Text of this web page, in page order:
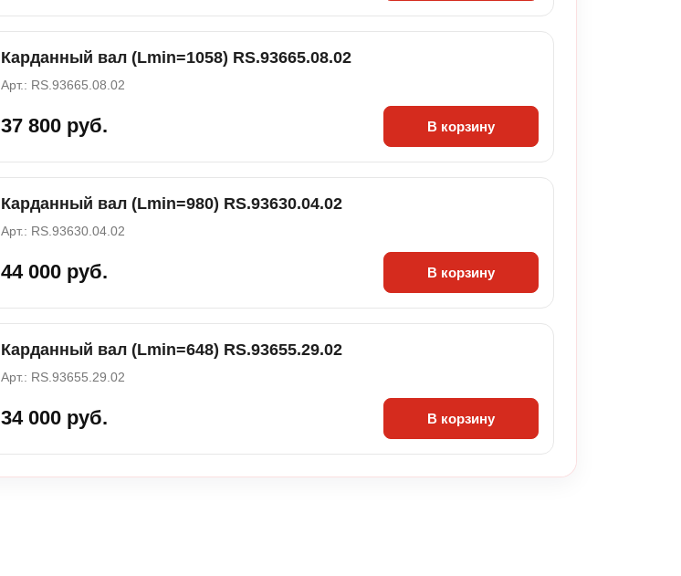
Карданный вал (Lmin=1058) RS.93665.08.02
Арт.: RS.93665.08.02
37 800 руб. В корзину
Карданный вал (Lmin=980) RS.93630.04.02
Арт.: RS.93630.04.02
44 000 руб. В корзину
Карданный вал (Lmin=648) RS.93655.29.02
Арт.: RS.93655.29.02
34 000 руб. В корзину